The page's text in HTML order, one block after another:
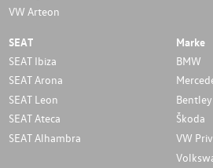
VW Arteon
SEAT
SEAT Ibiza
SEAT Arona
SEAT Leon
SEAT Ateca
SEAT Alhambra
Marke
BMW
Bentley
Škoda
VW